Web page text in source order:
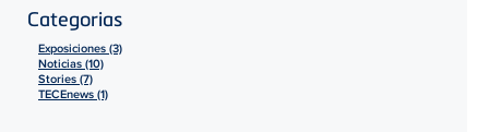
Categorias
Exposiciones (3)
Noticias (10)
Stories (7)
TECEnews (1)